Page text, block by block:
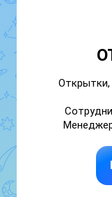
💌
ко дню
родству